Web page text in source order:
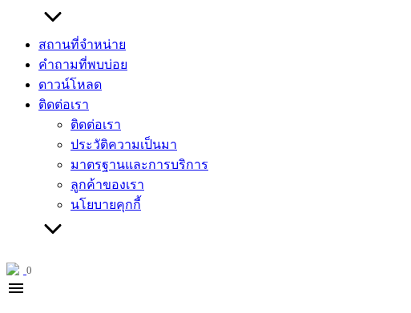
สถานที่จำหน่าย
คำถามที่พบบ่อย
ดาวน์โหลด
ติดต่อเรา
ติดต่อเรา
ประวัติความเป็นมา
มาตรฐานและการบริการ
ลูกค้าของเรา
นโยบายคุกกี้
0
menu